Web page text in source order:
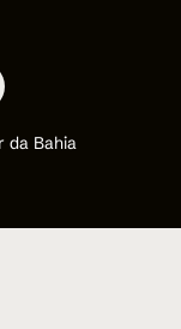
da Bahia